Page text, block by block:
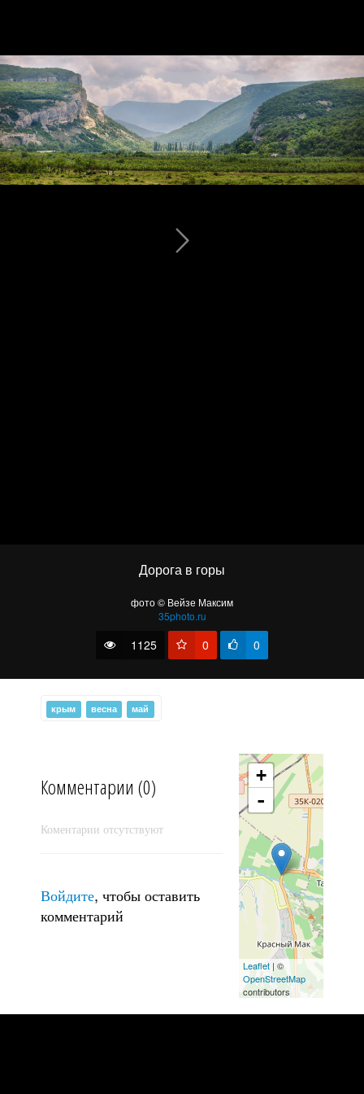
Крым - Ванна молодости Кара-голь - фото#1021
Крым - Ванна молодости Кара-голь - фото#1020
фото © Вейзе Максим
35photo.ru
Дорога в горы
1125 0 0
крым весна май
Комментарии (0)
Коментарии отсутствуют
Войдите, чтобы оставить
комментарий
+
-
Leaflet| ©
OpenStreetMap
contributors